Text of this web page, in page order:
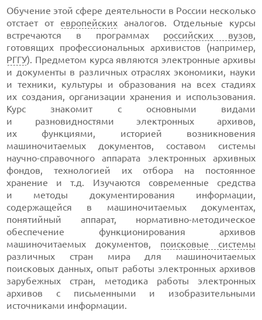
Обучение этой сфере деятельности в России несколько
отстает от европейских аналогов. Отдельные курсы
встречаются в программах российских вузов,
готовящих профессиональных архивистов (например,
РГГУ). Предметом курса являются электронные архивы
и документы в различных отраслях экономики, науки
и техники, культуры и образования на всех стадиях
их создания, организации хранения и использования.
Курс знакомит с основными видами
и разновидностями электронных архивов,
их функциями, историей возникновения
машиночитаемых документов, составом системы
научно-справочного аппарата электронных архивных
фондов, технологией их отбора на постоянное
хранение и т.д. Изучаются современные средства
и методы документирования информации,
содержащейся в машиночитаемых документах,
понятийный аппарат, нормативно-методическое
обеспечение функционирования архивов
машиночитаемых документов, поисковые системы
различных стран мира для машиночитаемых
поисковых данных, опыт работы электронных архивов
зарубежных стран, методика работы электронных
архивов с письменными и изобразительными
источниками информации.